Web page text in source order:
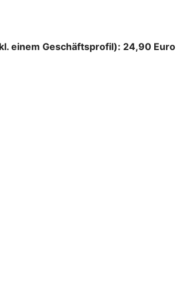
einem Geschäftsprofil): 24,90 Euro